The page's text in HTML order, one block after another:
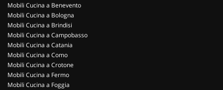
Mobili Cucina a Benevento
Mobili Cucina a Bologna
Mobili Cucina a Brindisi
Mobili Cucina a Campobasso
Mobili Cucina a Catania
Mobili Cucina a Como
Mobili Cucina a Crotone
Mobili Cucina a Fermo
Mobili Cucina a Foggia